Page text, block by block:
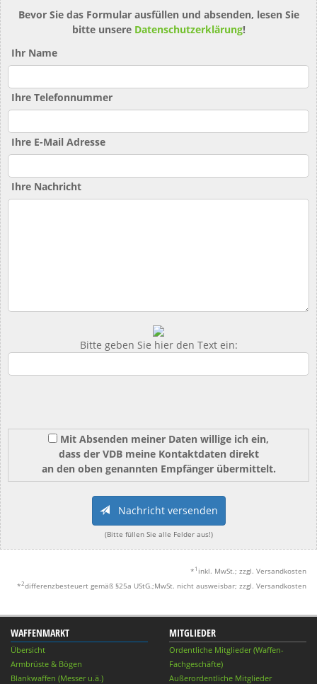
Bevor Sie das Formular ausfüllen und absenden, lesen Sie
bitte unsere Datenschutzerklärung!
Ihr Name
Ihre Telefonnummer
Ihre E-Mail Adresse
Ihre Nachricht
Bitte geben Sie hier den Text ein:
Mit Absenden meiner Daten willige ich ein,
dass der VDB meine Kontaktdaten direkt
an den oben genannten Empfänger übermittelt.
Nachricht versenden
(Bitte füllen Sie alle Felder aus!)
* 1 inkl. MwSt.; zzgl. Versandkosten
*2differenzbesteuert gemäß §25a UStG.;MwSt. nicht ausweisbar; zzgl. Versandkosten
WAFFENMARKT
Übersicht
Armbrüste & Bögen
Blankwaffen (Messer u.ä.)
MITGLIEDER
Ordentliche Mitglieder (Waffen-
Fachgeschäfte)
Außerordentliche Mitglieder